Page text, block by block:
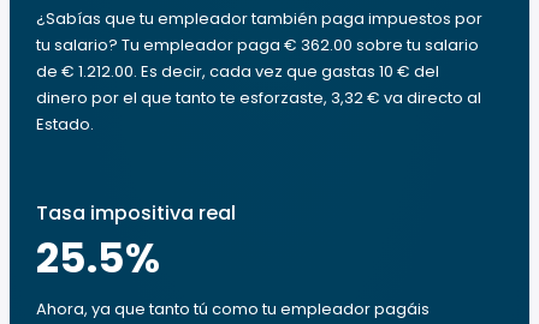
¿Sabías que tu empleador también paga impuestos por
tu salario? Tu empleador paga € 362.00 sobre tu salario
de € 1.212.00. Es decir, cada vez que gastas 10 € del
dinero por el que tanto te esforzaste, 3,32 € va directo al
Estado.
Tasa impositiva real
25.5%
Ahora, ya que tanto tú como tu empleador pagáis